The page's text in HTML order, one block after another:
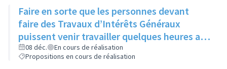
Faire en sorte que les personnes devant
faire des Travaux d’Intérêts Généraux
puissent venir travailler quelques heures aux
restos du cœur dans le cadre de leur
sanction
08 déc.
En cours de réalisation
Propositions en cours de réalisation